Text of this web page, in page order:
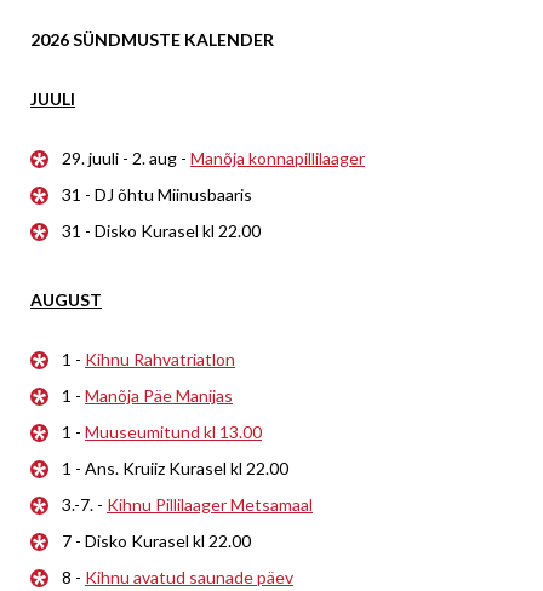
2026 SÜNDMUSTE KALENDER
JUULI
29. juuli - 2. aug - Manõja konnapillilaager
31 - DJ õhtu Miinusbaaris
31 - Disko Kurasel kl 22.00
AUGUST
1 - Kihnu Rahvatriatlon
1 - Manõja Päe Manijas
1 - Muuseumitund kl 13.00
1 - Ans. Kruiiz Kurasel kl 22.00
3.-7. - Kihnu Pillilaager Metsamaal
7 - Disko Kurasel kl 22.00
8 - Kihnu avatud saunade päev